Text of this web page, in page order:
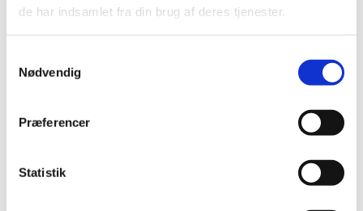
de har indsamlet fra din brug af deres tjenester.
Nødvendig
Præferencer
Statistik
Liste over biologiske lægemidler opdateret
Lægemiddelstyrelsen har tilføjet fem nye lægemidler til
listen over biologiske og biosimilære lægemidler.
Bevilling til Vejle Sct. Thomas Apotek
Lægemiddelstyrelsen har den 25. januar 2016 meddelt
Thomas Croft Buck bevilling til at drive Vejle Sct.